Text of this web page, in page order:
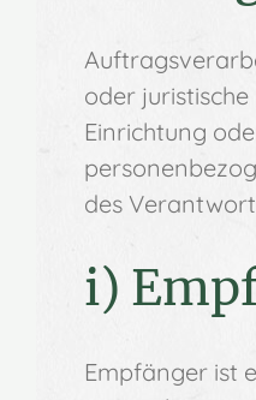
oder juristische
Einrichtung
des
i)
Empfänger ist